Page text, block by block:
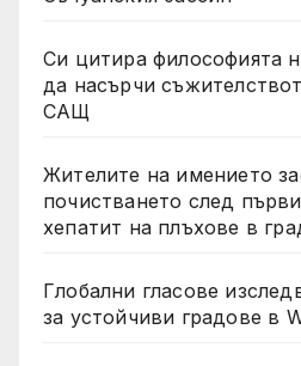
Си цитира философията
да насърчи
САЩ
Жителите на имението
почистването след
хепатит на плъхове в
Глобални гласове
за устойчиви градове в